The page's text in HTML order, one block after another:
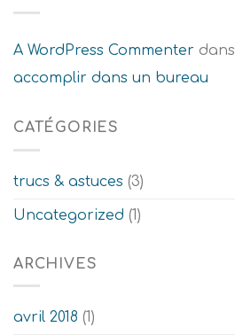
A WordPress Commenter dans
accomplir dans un bureau
CATÉGORIES
trucs & astuces (3)
Uncategorized (1)
ARCHIVES
avril 2018 (1)